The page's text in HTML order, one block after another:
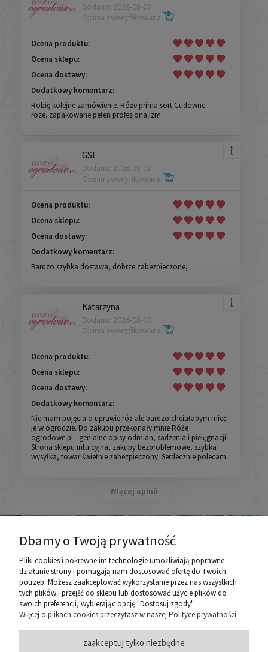
Dodano: 2026-08-08
Opinia zweryfikowana
Ocena produktu:
Ocena sklepu:
Ocena dostawy:
Dodatkowy komentarz:
Robię kolejne zamówienie. Róże prima sort.Cudowne
roze..zapakowane pełen profesjonalizm.
GSt
Dodano: 2026-08-08
Opinia zweryfikowana
Ocena produktu:
Ocena sklepu:
Ocena dostawy:
Dodatkowy komentarz:
Bardzo szybka dostawa, dobrze zabezpieczone,
Katarzyna
Dodano: 2026-08-08
Opinia zweryfikowana
Ocena produktu:
Ocena sklepu:
Ocena dostawy:
Dodatkowy komentarz:
Nie mam pojęcia o uprawie róż ale bardzo chciałabym mieć
je w ogrodzie. Do zakupu przekonały mnie Róże
ogrodowe.pl - genialne opisy odmian, sadzenia i pielęgnacji.
Strona sklepu intuicyjna, zakupy bezproblemowe, szybka
wysyłka, towar świetnie zabezpieczony. Serdecznie polecam.
Więcej opinii
poznaj ROZEOGRODOWE.PL
ZASADY SPRZEDAŻY
Dbamy o Twoją prywatność
Pliki cookies i pokrewne im technologie umożliwiają poprawne
działanie strony i pomagają nam dostosować ofertę do Twoich
potrzeb. Możesz zaakceptować wykorzystanie przez nas wszystkich
tych plików i przejść do sklepu lub dostosować użycie plików do
swoich preferencji, wybierając opcję "Dostosuj zgody".
Więcej o plikach cookies przeczytasz w naszej Polityce prywatności.
zaakceptuj tylko niezbędne